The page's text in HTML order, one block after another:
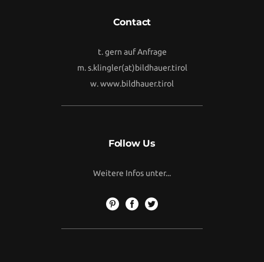
Contact
t. gern auf Anfrage
m.s.klingler(at)bildhauer.tirol
w.www.bildhauer.tirol
Follow Us
Weitere Infos unter...